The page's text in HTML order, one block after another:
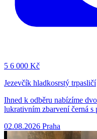
5 6 000 Kč
Jezevčík hladkosrstý trpasličí
Ihned k odběru nabízíme
lukrativním zbarvení černá s
02.08.2026 Praha